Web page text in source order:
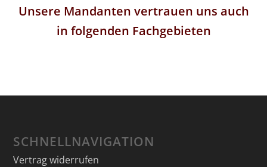
Unsere Mandanten vertrauen uns auch
in folgenden Fachgebieten
SCHNELLNAVIGATION
Vertrag widerrufen